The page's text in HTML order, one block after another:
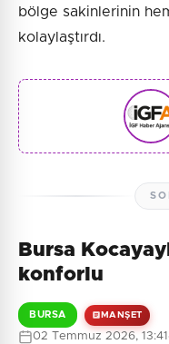
bölge sakinlerinin
kolaylaştırdı.
Bursa
konforlu
BURSA MANŞET
02 Temmuz 2026, 13:41